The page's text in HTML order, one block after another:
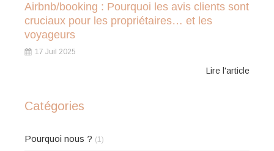
Airbnb/booking : Pourquoi les avis clients sont
cruciaux pour les propriétaires… et les
voyageurs
17 Juil 2025
Lire l'article
Catégories
Pourquoi nous ? (1)